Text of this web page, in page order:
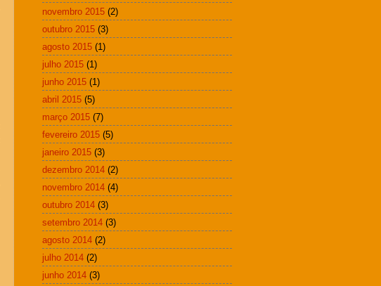
novembro 2015 (2)
outubro 2015 (3)
agosto 2015 (1)
julho 2015 (1)
junho 2015 (1)
abril 2015 (5)
março 2015 (7)
fevereiro 2015 (5)
janeiro 2015 (3)
dezembro 2014 (2)
novembro 2014 (4)
outubro 2014 (3)
setembro 2014 (3)
agosto 2014 (2)
julho 2014 (2)
junho 2014 (3)